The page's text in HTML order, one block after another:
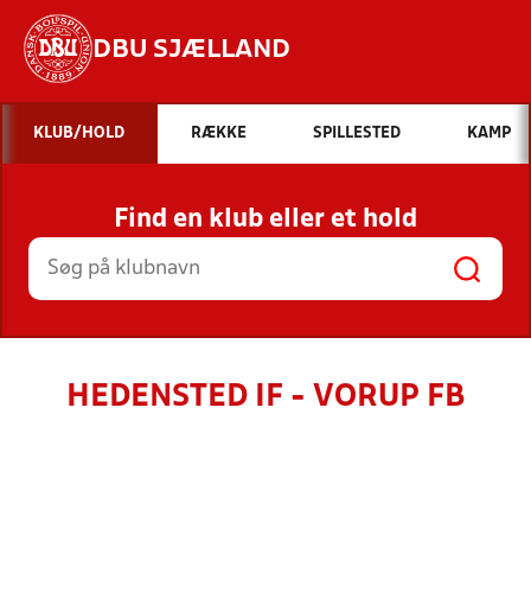
DBU SJÆLLAND
Hvad vil du søge efter?
INDHOLD OG NYHEDER
STILLINGER, RESULTATER, KLUBBER OG
HOLD
KLUB/HOLD RÆKKE SPILLESTED KAMP
Find en klub eller et hold
HEDENSTED IF - VORUP FB